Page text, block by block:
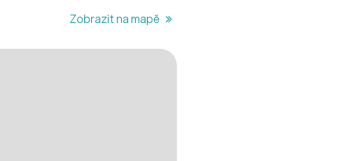
Zobrazit na mapě